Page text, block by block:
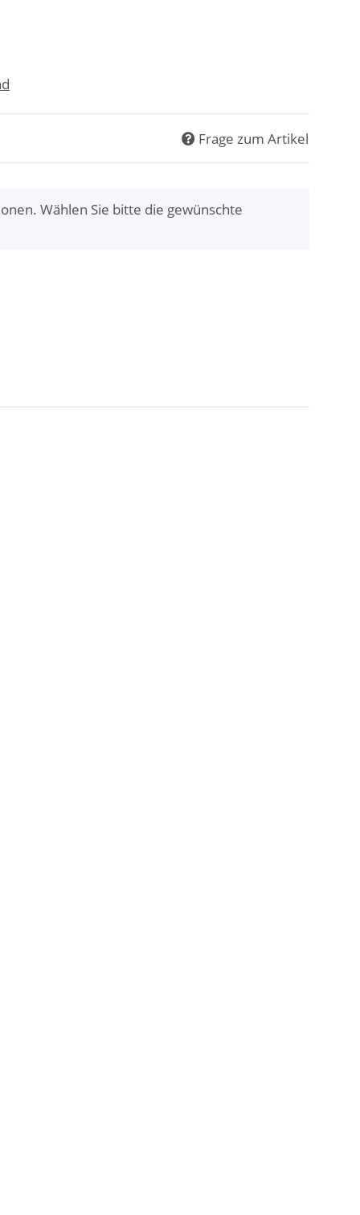
Frage zum Artikel
Wählen Sie bitte die gewünschte